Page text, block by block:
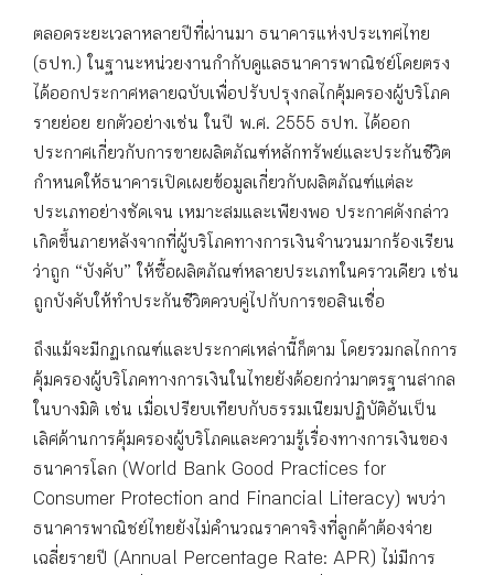
ตลอดระยะเวลาหลายปีที่ผ่านมา ธนาคารแห่งประเทศไทย
(ธปท.) ในฐานะหน่วยงานกำกับดูแลธนาคารพาณิชย์โดยตรง
ได้ออกประกาศหลายฉบับเพื่อปรับปรุงกลไกคุ้มครองผู้บริโภค
รายย่อย ยกตัวอย่างเช่น ในปี พ.ศ. 2555 ธปท. ได้ออก
ประกาศเกี่ยวกับการขายผลิตภัณฑ์หลักทรัพย์และประกันชีวิต
กำหนดให้ธนาคารเปิดเผยข้อมูลเกี่ยวกับผลิตภัณฑ์แต่ละ
ประเภทอย่างชัดเจน เหมาะสมและเพียงพอ ประกาศดังกล่าว
เกิดขึ้นภายหลังจากที่ผู้บริโภคทางการเงินจำนวนมากร้องเรียน
ว่าถูก “บังคับ” ให้ซื้อผลิตภัณฑ์หลายประเภทในคราวเดียว เช่น
ถูกบังคับให้ทำประกันชีวิตควบคู่ไปกับการขอสินเชื่อ
ถึงแม้จะมีกฏเกณฑ์และประกาศเหล่านี้ก็ตาม โดยรวมกลไกการ
คุ้มครองผู้บริโภคทางการเงินในไทยยังด้อยกว่ามาตรฐานสากล
ในบางมิติ เช่น เมื่อเปรียบเทียบกับธรรมเนียมปฏิบัติอันเป็น
เลิศด้านการคุ้มครองผู้บริโภคและความรู้เรื่องทางการเงินของ
ธนาคารโลก (World Bank Good Practices for
Consumer Protection and Financial Literacy) พบว่า
ธนาคารพาณิชย์ไทยยังไม่คำนวณราคาจริงที่ลูกค้าต้องจ่าย
เฉลี่ยรายปี (Annual Percentage Rate: APR) ไม่มีการ